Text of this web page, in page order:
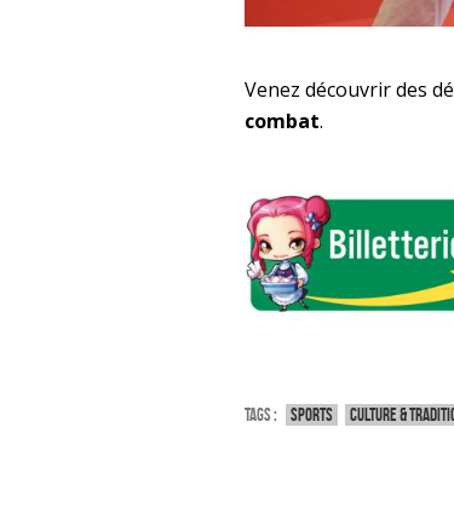
Venez découvrir des
combat.
Tags : Sports Culture &